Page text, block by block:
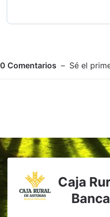
0 Comentarios Sé el
Caja